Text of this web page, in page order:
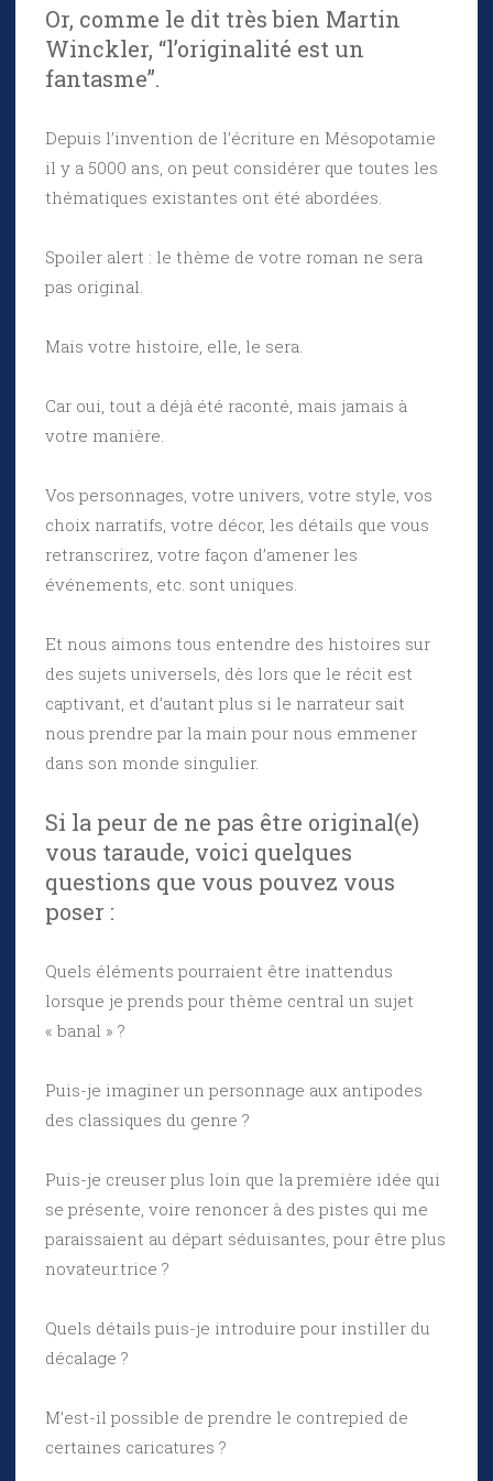
Or, comme le dit très bien Martin
Winckler, “l’originalité est un
fantasme”.
Depuis l’invention de l’écriture en Mésopotamie
il y a 5000 ans, on peut considérer que toutes les
thématiques existantes ont été abordées.
Spoiler alert : le thème de votre roman ne sera
pas original.
Mais votre histoire, elle, le sera.
Car oui, tout a déjà été raconté, mais jamais à
votre manière.
Vos personnages, votre univers, votre style, vos
choix narratifs, votre décor, les détails que vous
retranscrirez, votre façon d’amener les
événements, etc. sont uniques.
Et nous aimons tous entendre des histoires sur
des sujets universels, dès lors que le récit est
captivant, et d’autant plus si le narrateur sait
nous prendre par la main pour nous emmener
dans son monde singulier.
Si la peur de ne pas être original(e)
vous taraude, voici quelques
questions que vous pouvez vous
poser :
Quels éléments pourraient être inattendus
lorsque je prends pour thème central un sujet
« banal » ?
Puis-je imaginer un personnage aux antipodes
des classiques du genre ?
Puis-je creuser plus loin que la première idée qui
se présente, voire renoncer à des pistes qui me
paraissaient au départ séduisantes, pour être plus
novateur.trice ?
Quels détails puis-je introduire pour instiller du
décalage ?
M’est-il possible de prendre le contrepied de
certaines caricatures ?